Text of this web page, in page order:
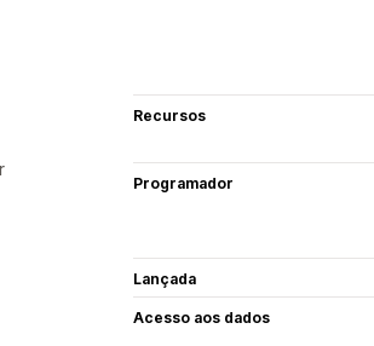
Recursos
Programador
Lançada
Acesso aos dados